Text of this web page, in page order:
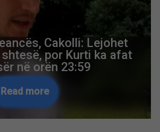
Cakolli: Lejohet
por Kurti ka afat
në orën 23:59
Read more